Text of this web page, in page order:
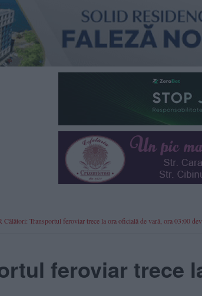
Călători: Transportul feroviar trece la ora oficială de vară, ora 03:00
feroviar trece